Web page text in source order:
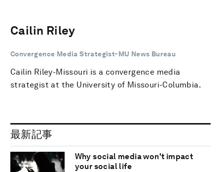
Cailin Riley
Convergence Media Strategist-MU News Bureau
Cailin Riley-Missouri is a convergence media
strategist at the University of Missouri-Columbia.
最新記事
Why social media won't impact
your social life